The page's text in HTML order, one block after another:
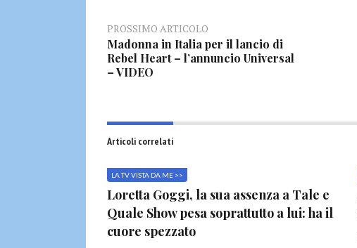
PROSSIMO ARTICOLO
Madonna in Italia per il lancio di
‎Rebel Heart‬ – l’annuncio Universal
– VIDEO
Articoli correlati
LA TV VISTA DA ME >>
Loretta Goggi, la sua assenza a Tale e
Quale Show pesa soprattutto a lui: ha il
cuore spezzato